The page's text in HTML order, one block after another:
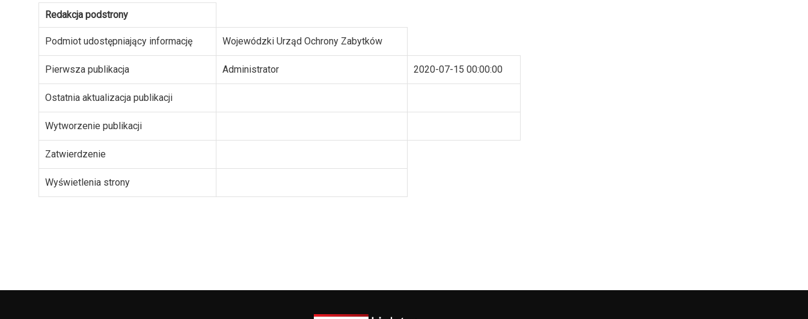
Redakcja podstrony
Podmiot udostępniający informację Wojewódzki Urząd Ochrony Zabytków
Pierwsza publikacja Administrator 2020-07-15 00:00:00
Ostatnia aktualizacja publikacji
Wytworzenie publikacji
Zatwierdzenie
Wyświetlenia strony